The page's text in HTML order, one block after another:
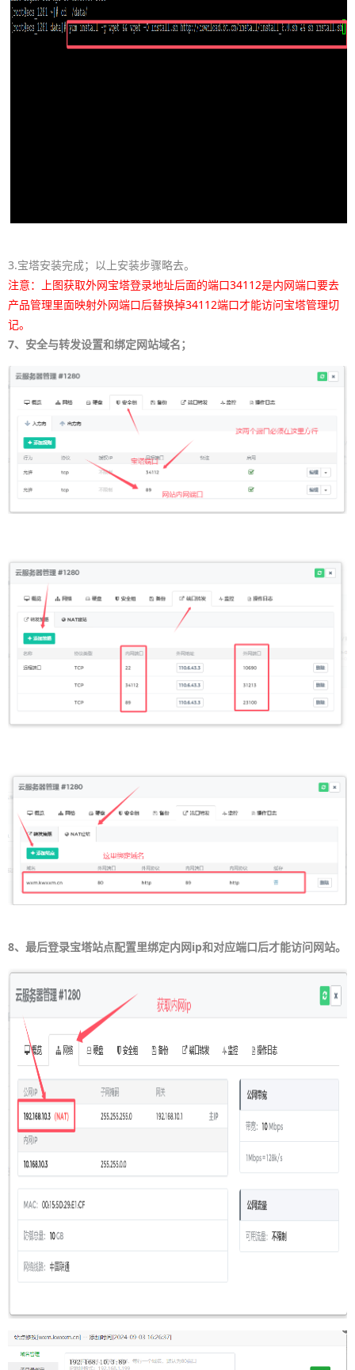
3.宝塔安装完成；以上安装步骤略去。
注意：上图获取外网宝塔登录地址后面的端口34112是内网端口要去
产品管理里面映射外网端口后替换掉34112端口才能访问宝塔管理切
记。
7、安全与转发设置和绑定网站域名；
8、最后登录宝塔站点配置里绑定内网ip和对应端口后才能访问网站。